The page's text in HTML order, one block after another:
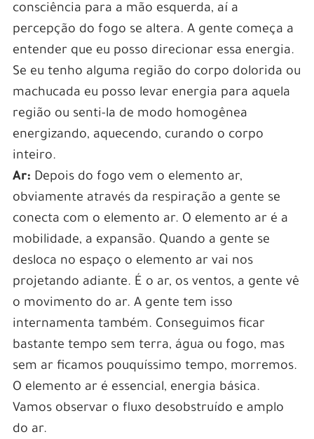
consciência para a mão esquerda, aí a
percepção do fogo se altera. A gente começa a
entender que eu posso direcionar essa energia.
Se eu tenho alguma região do corpo dolorida ou
machucada eu posso levar energia para aquela
região ou senti-la de modo homogênea
energizando, aquecendo, curando o corpo
inteiro.
Ar: Depois do fogo vem o elemento ar,
obviamente através da respiração a gente se
conecta com o elemento ar. O elemento ar é a
mobilidade, a expansão. Quando a gente se
desloca no espaço o elemento ar vai nos
projetando adiante. É o ar, os ventos, a gente vê
o movimento do ar. A gente tem isso
internamenta também. Conseguimos ficar
bastante tempo sem terra, água ou fogo, mas
sem ar ficamos pouquíssimo tempo, morremos.
O elemento ar é essencial, energia básica.
Vamos observar o fluxo desobstruído e amplo
do ar.